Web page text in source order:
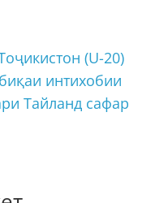
(U-20)
интихобии
Тайланд сафар